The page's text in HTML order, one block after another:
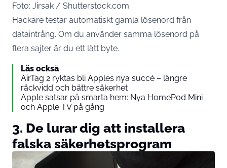
Foto: Jirsak / Shutterstock.com
Hackare testar automatiskt gamla lösenord från
dataintrång. Om du använder samma lösenord på
flera sajter är du ett lätt byte.
Läs också
AirTag 2 ryktas bli Apples nya succé – längre
räckvidd och bättre säkerhet
Apple satsar på smarta hem: Nya HomePod Mini
och Apple TV på gång
3. De lurar dig att installera
falska säkerhetsprogram